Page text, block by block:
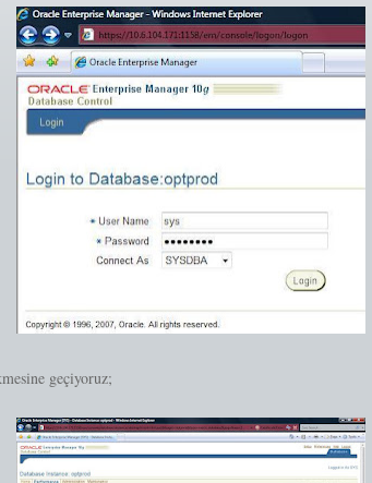
geçiyoruz;